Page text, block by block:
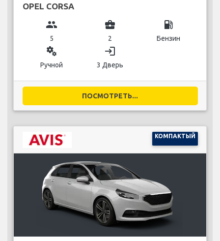
OPEL CORSA
group
5
business_center
2
local_gas_station
Бензин
miscellaneous_services
Ручной
login
3 Дверь
ПОСМОТРЕТЬ...
КОМПАКТЫЙ